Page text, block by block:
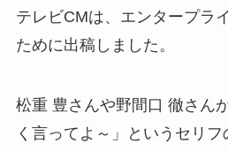
テレビCMは、エンタープラ
ために出稿しました。
松重 豊さんや野間口 徹さん
く言ってよ～」というセリ